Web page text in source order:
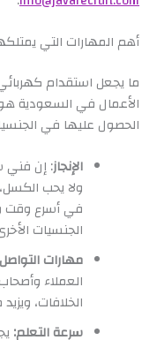
أهم المهارات التي
ما يجعل استقدام
الأعمال في السعودية
الحصول عليها في
الإنجاز: إن فني
ولا يحب
في أسرع وقت
الجنسيات
مهارات التواصل
العملاء
الخلافات،
سرعة التعلم: